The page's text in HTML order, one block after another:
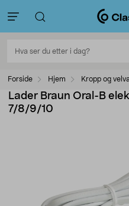
Forside Hjem Kropp og
Lader Braun Oral-B
7/8/9/10